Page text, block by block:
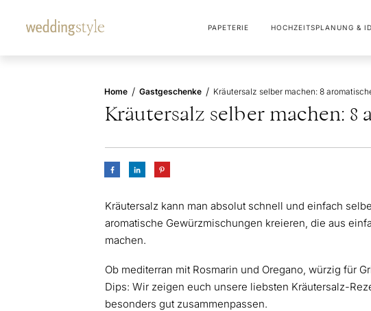
PAPETERIE HOCHZEITSPLANUNG &
Home / Gastgeschenke /
Kräutersalz selber machen: 8
Kräutersalz kann man absolut schnell und einfach
aromatische Gewürzmischungen kreieren, die aus
machen.
Ob mediterran mit Rosmarin und Oregano, würzig für
Dips: Wir zeigen euch unsere liebsten Kräutersalz-
besonders gut zusammenpassen.